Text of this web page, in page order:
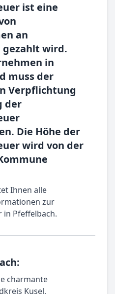
ist eine
an
gezahlt wird.
in
muss der
Verpflichtung
der
Die Höhe der
wird von der
Ihnen alle
zur
in Pfeffelbach.
charmante
Kusel,